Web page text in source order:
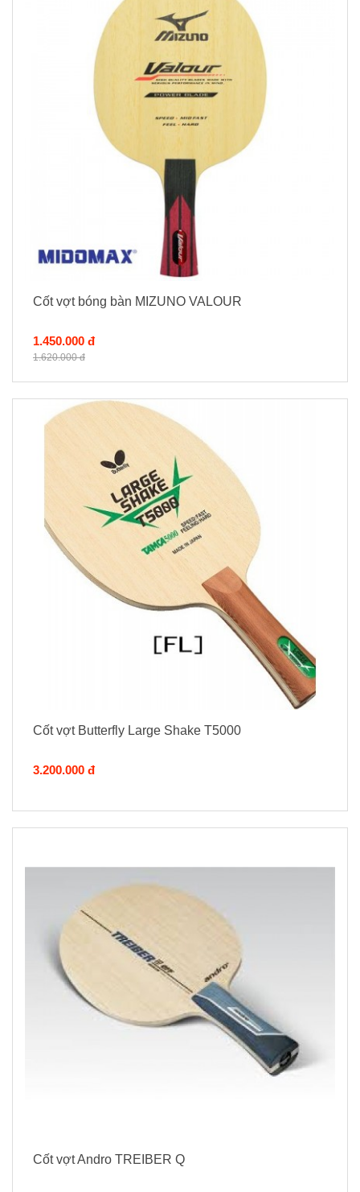
Cốt vợt bóng bàn MIZUNO VALOUR
1.450.000 đ
1.620.000 đ
Cốt vợt Butterfly Large Shake T5000
3.200.000 đ
Cốt vợt Andro TREIBER Q